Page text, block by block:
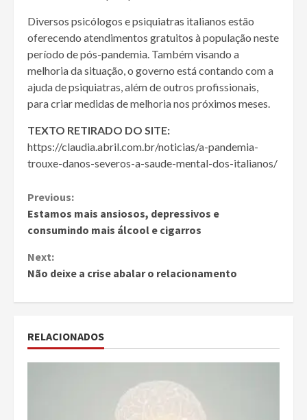
Diversos psicólogos e psiquiatras italianos estão
oferecendo atendimentos gratuitos à população neste
período de pós-pandemia. Também visando a
melhoria da situação, o governo está contando com a
ajuda de psiquiatras, além de outros profissionais,
para criar medidas de melhoria nos próximos meses.
TEXTO RETIRADO DO SITE:
https://claudia.abril.com.br/noticias/a-pandemia-
trouxe-danos-severos-a-saude-mental-dos-italianos/
Continue
Reading
Previous:
Estamos mais ansiosos, depressivos e
consumindo mais álcool e cigarros
Next:
Não deixe a crise abalar o relacionamento
RELACIONADOS